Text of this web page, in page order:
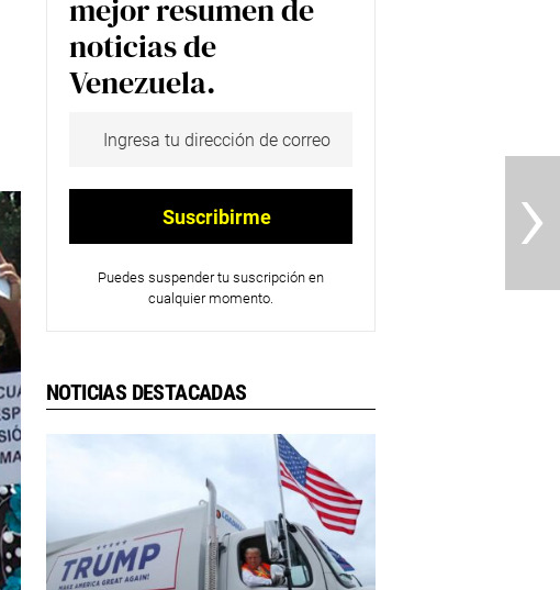
mejor resumen de
noticias de
Venezuela.
Puedes suspender tu suscripción en
cualquier momento.
NOTICIAS DESTACADAS
›